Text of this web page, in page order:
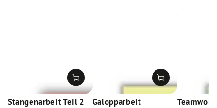
Stangenarbeit Teil 2 Galopparbeit
Teamwork